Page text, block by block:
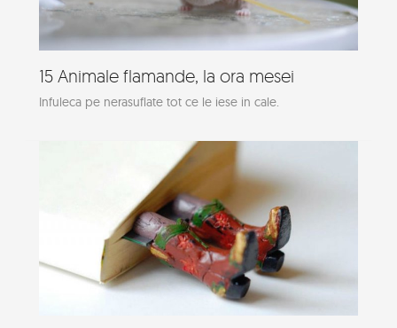
15 Animale flamande, la ora mesei
Infuleca pe nerasuflate tot ce le iese in cale.